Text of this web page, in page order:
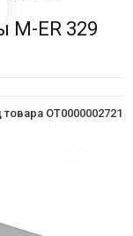
M-ER 329
товара OT0000002721